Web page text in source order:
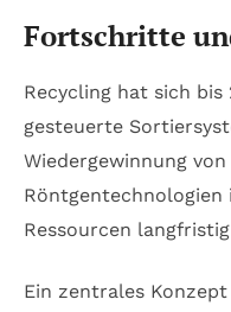
Fortschritte
Recycling hat sich
gesteuerte
Wiedergewinnung
Ressourcen
Ein zentrales